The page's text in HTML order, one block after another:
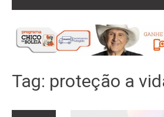
Tag: proteção a